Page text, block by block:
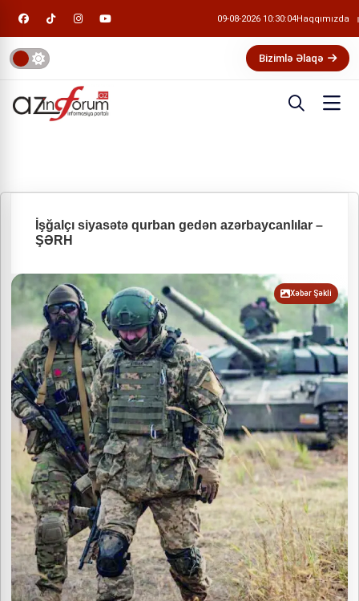
09-08-2026 10:30:05Haqqımızda
Bizimlə Əlaqə
İşğalçı siyasətə qurban gedən azərbaycanlılar –
ŞƏRH
Xəbər Şəkli